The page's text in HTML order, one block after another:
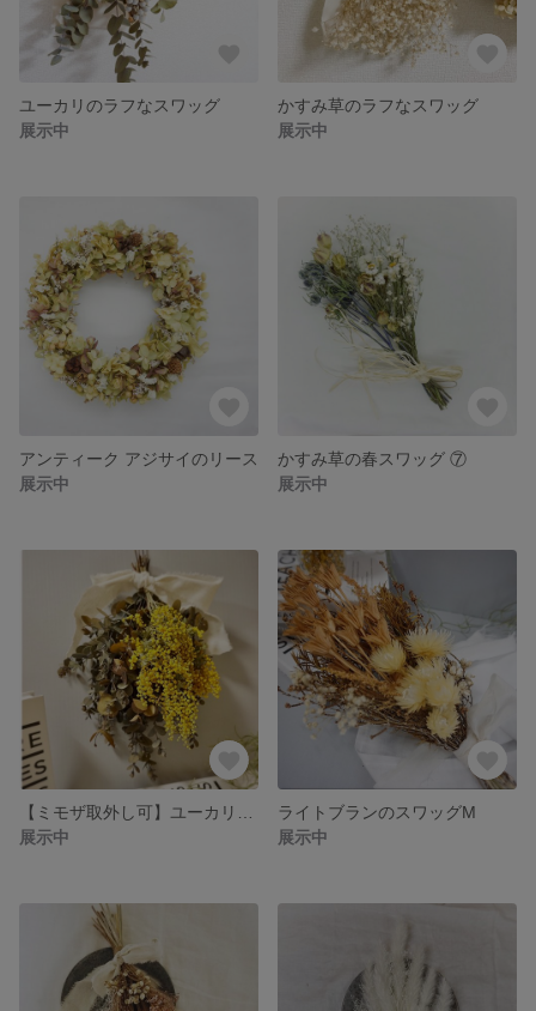
ユーカリのラフなスワッグ
展示中
かすみ草のラフなスワッグ
展示中
アンティーク アジサイのリース
展示中
かすみ草の春スワッグ ⑦
展示中
展示中
ライトブランのスワッグM
展示中